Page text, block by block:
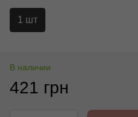
1 шт
В наличии
421 грн